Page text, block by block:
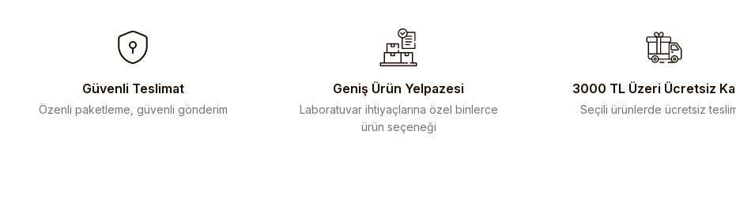
Ürün bilgilerinde hatalar bulunuyor.
Ürün fiyatı diğer sitelerden daha pahalı.
Güvenli Teslimat
Özenli paketleme, güvenli gönderim
Geniş Ürün Yelpazesi
Laboratuvar ihtiyaçlarına özel binlerce
ürün seçeneği
3000 TL Üzeri Ücretsiz
Seçili ürünlerde ücretsiz